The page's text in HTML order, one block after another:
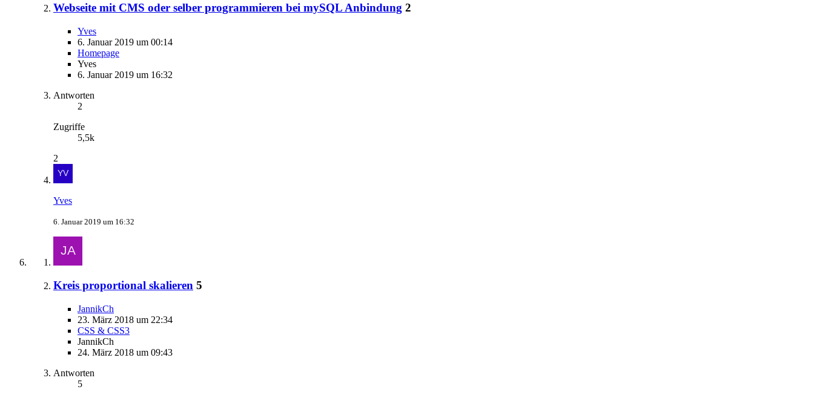
Webseite mit CMS oder selber programmieren bei mySQL Anbindung 2
Yves
6. Januar 2019 um 00:14
Homepage
Yves
6. Januar 2019 um 16:32
Antworten
2
Zugriffe
5,5k
2
Yves
6. Januar 2019 um 16:32
Kreis proportional skalieren 5
JannikCh
23. März 2018 um 22:34
CSS & CSS3
JannikCh
24. März 2018 um 09:43
Antworten
5